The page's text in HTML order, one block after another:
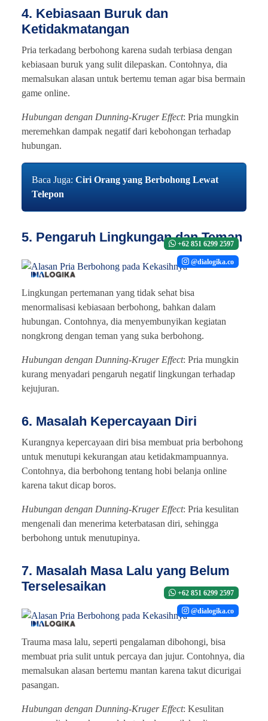
4. Kebiasaan Buruk dan
Ketidakmatangan
Pria terkadang berbohong karena sudah terbiasa dengan
kebiasaan buruk yang sulit dilepaskan. Contohnya, dia
memalsukan alasan untuk bertemu teman agar bisa bermain
game online.
Hubungan dengan Dunning-Kruger Effect: Pria mungkin
meremehkan dampak negatif dari kebohongan terhadap
hubungan.
Baca Juga: Ciri Orang yang Berbohong Lewat
Telepon
5. Pengaruh Lingkungan dan Teman
+62 851 6299 2597
@dialogika.co
Lingkungan pertemanan yang tidak sehat bisa
menormalisasi kebiasaan berbohong, bahkan dalam
hubungan. Contohnya, dia menyembunyikan kegiatan
nongkrong dengan teman yang suka berbohong.
Hubungan dengan Dunning-Kruger Effect: Pria mungkin
kurang menyadari pengaruh negatif lingkungan terhadap
kejujuran.
6. Masalah Kepercayaan Diri
Kurangnya kepercayaan diri bisa membuat pria berbohong
untuk menutupi kekurangan atau ketidakmampuannya.
Contohnya, dia berbohong tentang hobi belanja online
karena takut dicap boros.
Hubungan dengan Dunning-Kruger Effect: Pria kesulitan
mengenali dan menerima keterbatasan diri, sehingga
berbohong untuk menutupinya.
7. Masalah Masa Lalu yang Belum
Terselesaikan
+62 851 6299 2597
@dialogika.co
Trauma masa lalu, seperti pengalaman dibohongi, bisa
membuat pria sulit untuk percaya dan jujur. Contohnya, dia
memalsukan alasan bertemu mantan karena takut dicurigai
pasangan.
Hubungan dengan Dunning-Kruger Effect: Kesulitan